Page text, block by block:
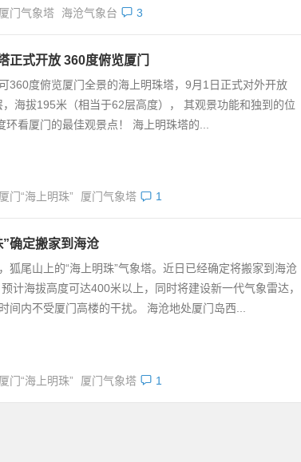
厦门气象塔 海沧气象台 3
正式开放 360度俯览厦门
360度俯览厦门全景的海上明珠塔，9月1日正式对外开放
海拔195米（相当于62层高度）， 其观景功能和独到的位
环看厦门的最佳观景点！ 海上明珠塔的...
厦门“海上明珠” 厦门气象塔 1
确定搬家到海沧
狐尾山上的“海上明珠”气象塔。近日已经确定将搬家到海沧
计海拔高度可达400米以上，同时将建设新一代气象雷达，
间内不受厦门高楼的干扰。 海沧地处厦门岛西...
厦门“海上明珠” 厦门气象塔 1